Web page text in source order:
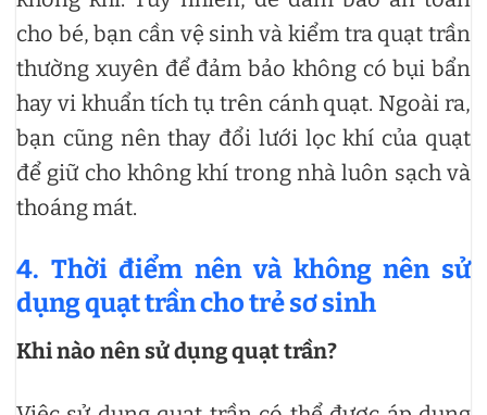
cho bé, bạn cần vệ sinh và kiểm tra quạt trần
thường xuyên để đảm bảo không có bụi bẩn
hay vi khuẩn tích tụ trên cánh quạt. Ngoài ra,
bạn cũng nên thay đổi lưới lọc khí của quạt
để giữ cho không khí trong nhà luôn sạch và
thoáng mát.
4. Thời điểm nên và không nên sử
dụng quạt trần cho trẻ sơ sinh
Khi nào nên sử dụng quạt trần?